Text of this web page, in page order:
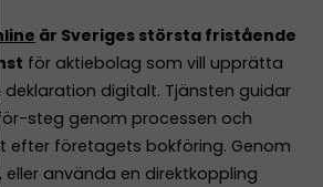
är Sveriges största fristående
för aktiebolag som vill upprätta
digitalt. Tjänsten guidar
steg genom processen och
efter företagets bokföring. Genom
eller använda en direktkoppling